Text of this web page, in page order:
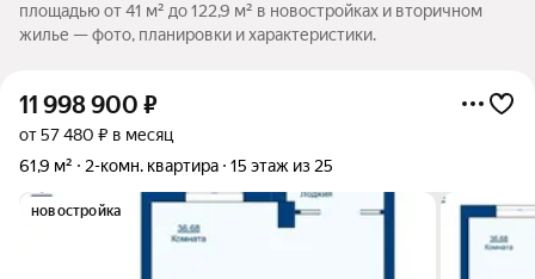
площадью от 41 м² до 122,9 м² в новостройках и вторичном
жилье — фото, планировки и характеристики.
11 998 900 ₽
от 57 480 ₽ в месяц
61,9 м²
2-комн. квартира 15 этаж из 25
новостройка